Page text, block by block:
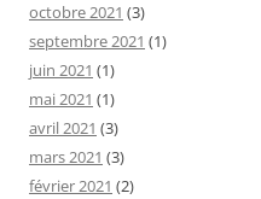
octobre 2021 (3)
septembre 2021 (1)
juin 2021 (1)
mai 2021 (1)
avril 2021 (3)
mars 2021 (3)
février 2021 (2)